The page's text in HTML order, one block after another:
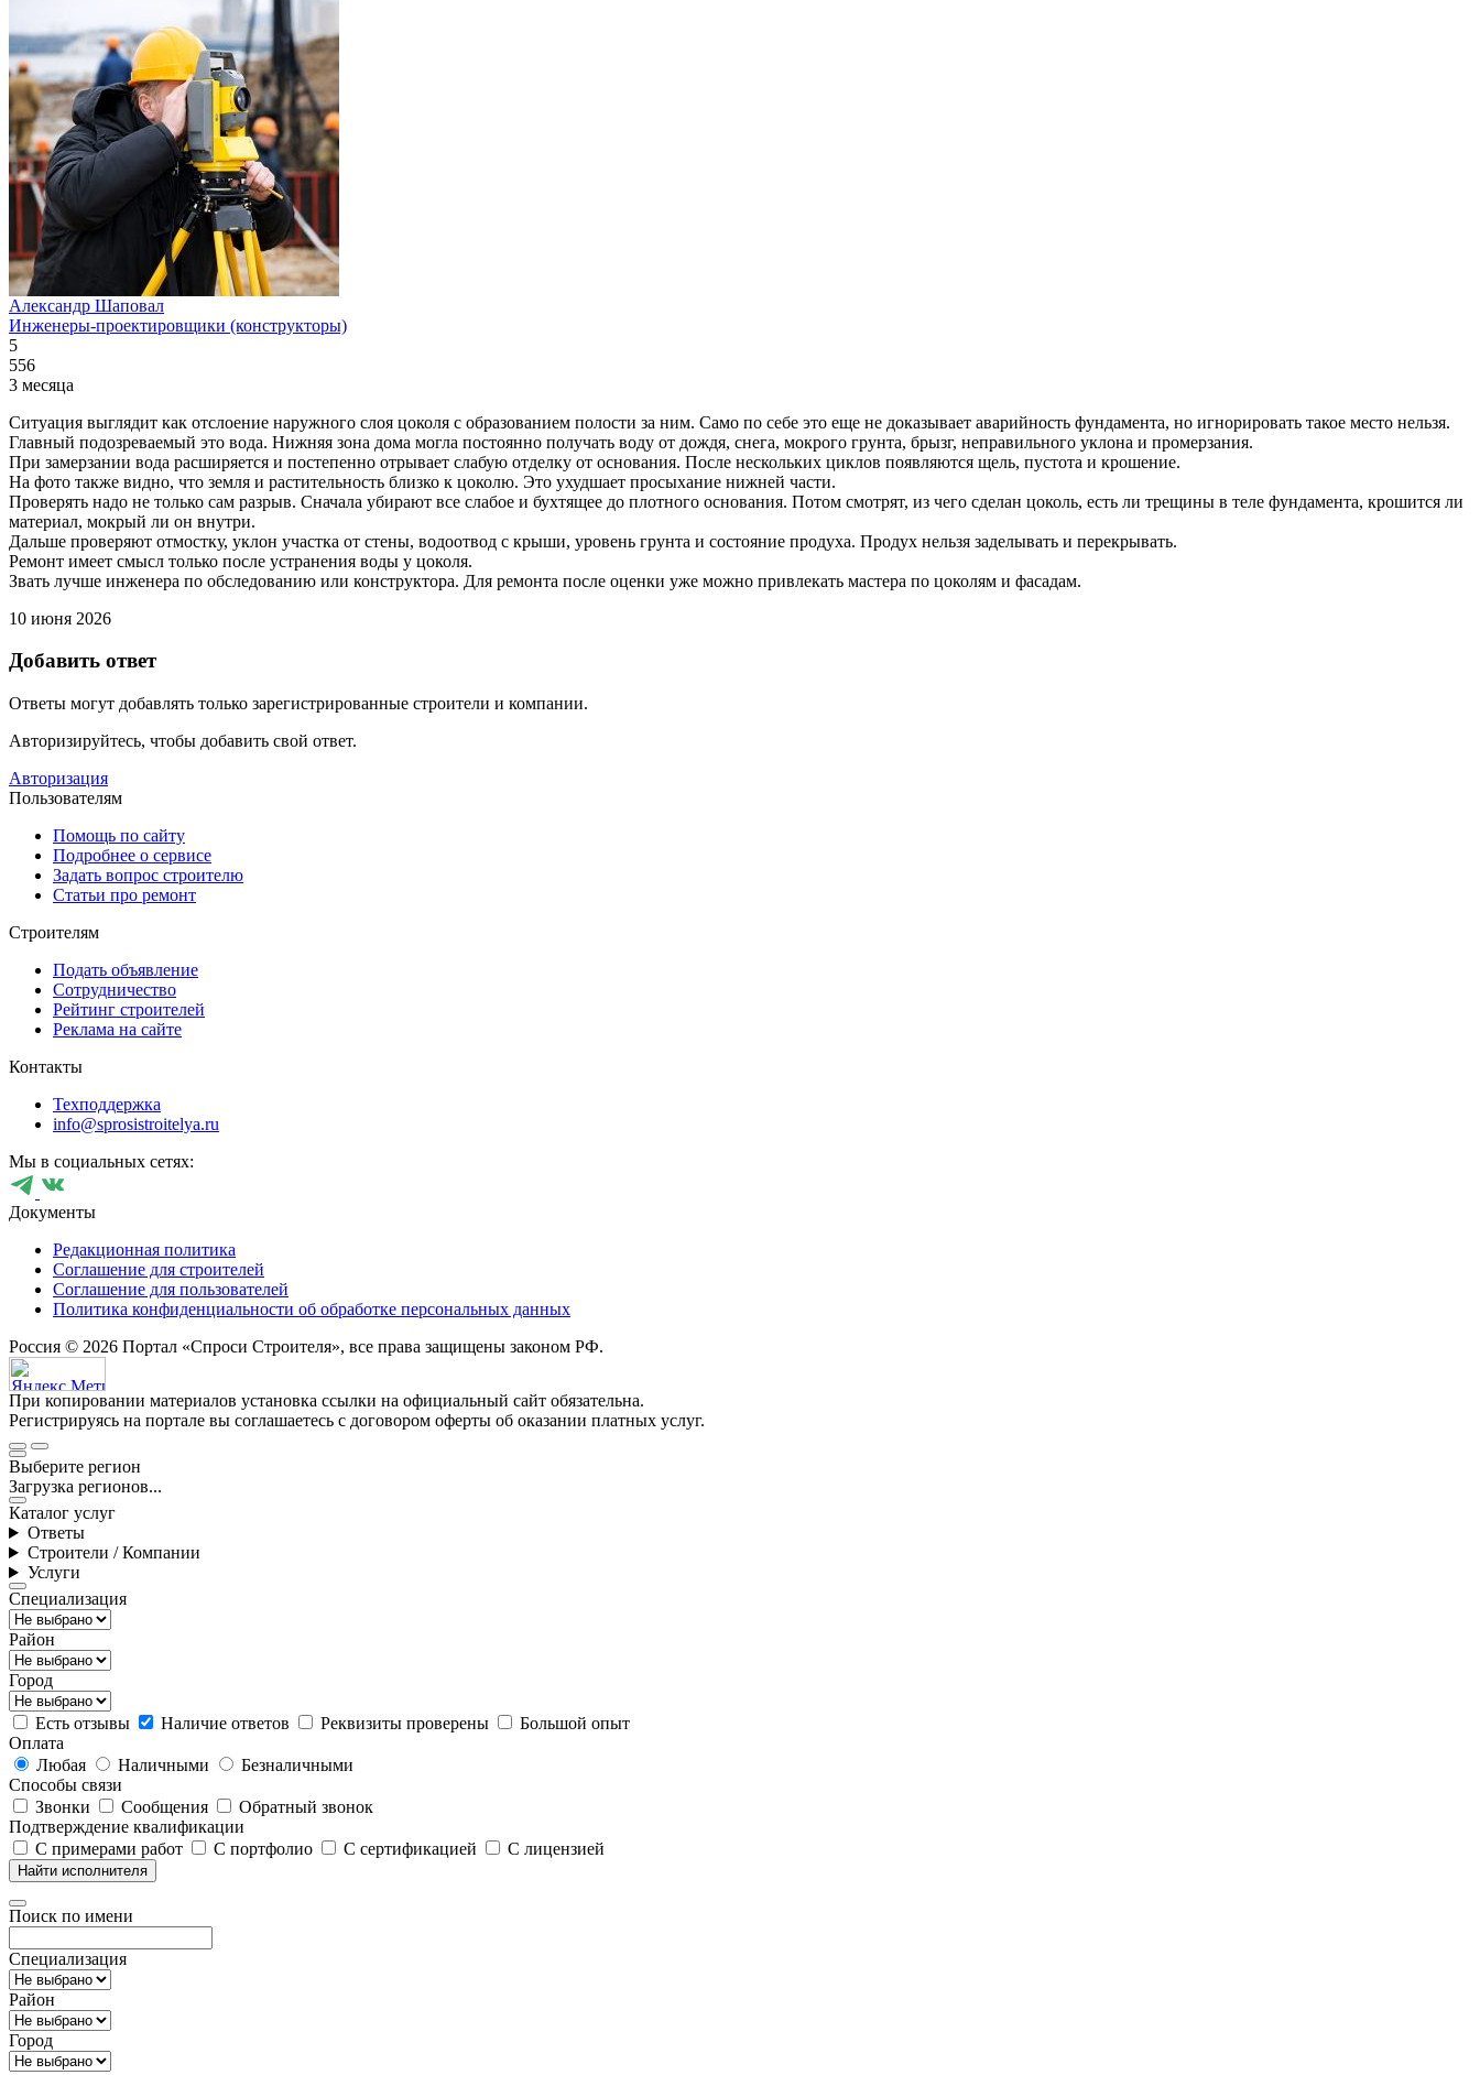
Александр Шаповал
Инженеры-проектировщики (конструкторы)
5
556
3 месяца
Ситуация выглядит как отслоение наружного слоя цоколя с образованием полости за ним. Само по себе это еще не доказывает аварийность фундамента, но игнорировать такое место нельзя.
Главный подозреваемый это вода. Нижняя зона дома могла постоянно получать воду от дождя, снега, мокрого грунта, брызг, неправильного уклона и промерзания.
При замерзании вода расширяется и постепенно отрывает слабую отделку от основания. После нескольких циклов появляются щель, пустота и крошение.
На фото также видно, что земля и растительность близко к цоколю. Это ухудшает просыхание нижней части.
Проверять надо не только сам разрыв. Сначала убирают все слабое и бухтящее до плотного основания. Потом смотрят, из чего сделан цоколь, есть ли трещины в теле фундамента, крошится ли
материал, мокрый ли он внутри.
Дальше проверяют отмостку, уклон участка от стены, водоотвод с крыши, уровень грунта и состояние продуха. Продух нельзя заделывать и перекрывать.
Ремонт имеет смысл только после устранения воды у цоколя.
Звать лучше инженера по обследованию или конструктора. Для ремонта после оценки уже можно привлекать мастера по цоколям и фасадам.
10 июня 2026
Добавить ответ
Ответы могут добавлять только зарегистрированные строители и компании.
Авторизируйтесь, чтобы добавить свой ответ.
Авторизация
Пользователям
Помощь по сайту
Подробнее о сервисе
Задать вопрос строителю
Статьи про ремонт
Строителям
Подать объявление
Сотрудничество
Рейтинг строителей
Реклама на сайте
Контакты
Техподдержка
info@sprosistroitelya.ru
Мы в социальных сетях:
Документы
Редакционная политика
Соглашение для строителей
Соглашение для пользователей
Политика конфиденциальности об обработке персональных данных
Россия © 2026 Портал «Спроси Строителя», все права защищены законом РФ.
При копировании материалов установка ссылки на официальный сайт обязательна.
Регистрируясь на портале вы соглашаетесь с договором оферты об оказании платных услуг.
Выберите регион
Загрузка регионов...
Каталог услуг
Ответы
Строители / Компании
Услуги
Специализация
Район
Город
Есть отзывы Наличие ответов Реквизиты проверены
Большой опыт
Оплата
Любая
Наличными
Безналичными
Способы связи
Звонки
Сообщения
Обратный звонок
Подтверждение квалификации
С примерами работ
С портфолио С сертификацией С лицензией
Найти исполнителя
Поиск по имени
Специализация
Район
Город